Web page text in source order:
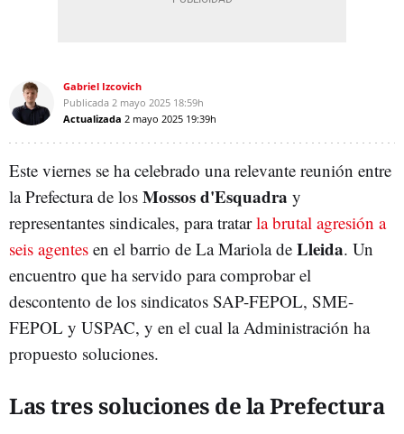
Gabriel Izcovich
Publicada 2 mayo 2025 18:59h
Actualizada 2 mayo 2025 19:39h
Este viernes se ha celebrado una relevante reunión entre
la Prefectura de los Mossos d'Esquadra y
representantes sindicales, para tratarla brutal agresión a
seis agentes en el barrio de La Mariola de Lleida. Un
encuentro que ha servido para comprobar el
descontento de los sindicatos SAP-FEPOL, SME-
FEPOL y USPAC, y en el cual la Administración ha
propuesto soluciones.
Las tres soluciones de la Prefectura